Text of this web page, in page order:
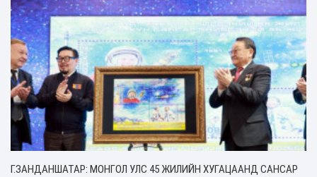
Г.ЗАНДАНШАТАР: МОНГОЛ УЛС 45 ЖИЛИЙН ХУГАЦААНД САНСАР